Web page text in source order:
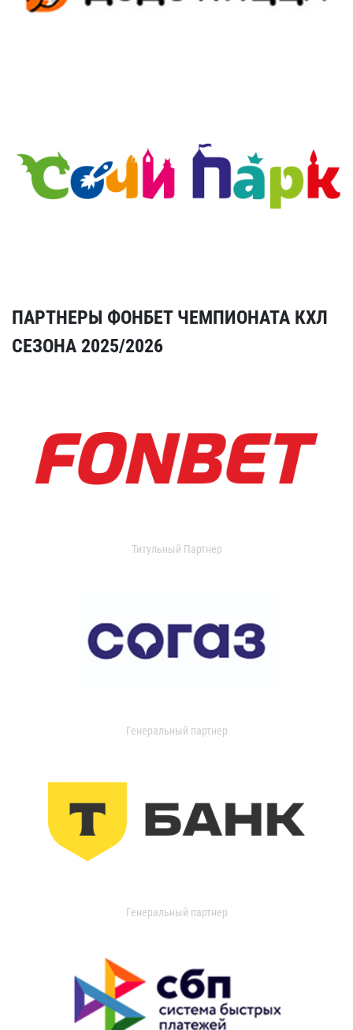
ПАРТНЕРЫ ФОНБЕТ ЧЕМПИОНАТА КХЛ
СЕЗОНА 2025/2026
Титульный Партнер
Генеральный партнер
Генеральный партнер